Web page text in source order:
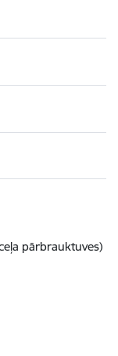
pārbrauktuves)